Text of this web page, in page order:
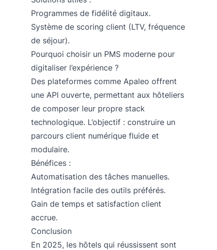
Programmes de fidélité digitaux.
Système de scoring client (LTV, fréquence
de séjour).
Pourquoi choisir un PMS moderne pour
digitaliser l’expérience ?
Des plateformes comme Apaleo offrent
une API ouverte, permettant aux hôteliers
de composer leur propre stack
technologique. L’objectif : construire un
parcours client numérique fluide et
modulaire.
Bénéfices :
Automatisation des tâches manuelles.
Intégration facile des outils préférés.
Gain de temps et satisfaction client
accrue.
Conclusion
En 2025, les hôtels qui réussissent sont